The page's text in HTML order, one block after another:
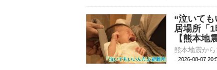
“泣いて
居場所「
【熊本地
2026-08-07